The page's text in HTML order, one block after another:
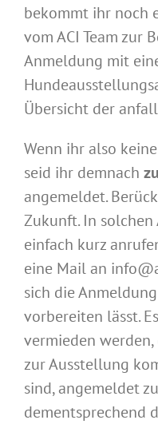
bekommt ihr noch
vom ACI Team zur
Anmeldung mit
Übersicht der
Wenn ihr also
seid ihr demnach
angemeldet.
Zukunft. In
einfach kurz
eine Mail an
sich die
vorbereiten lässt.
vermieden
zur Ausstellung
sind, angemeldet
dementsprechend